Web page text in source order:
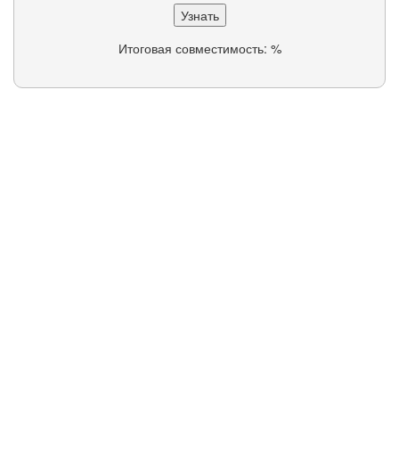
Итоговая совместимость: %